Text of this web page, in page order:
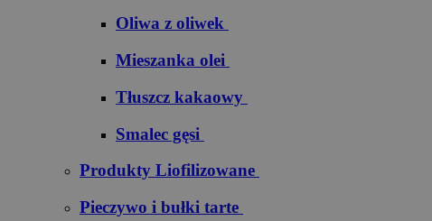
Oliwa z oliwek
Mieszanka olei
Tłuszcz kakaowy
Smalec gęsi
Produkty Liofilizowane
Pieczywo i bułki tarte